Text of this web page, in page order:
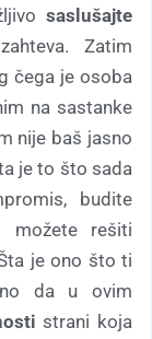
saslušajte
Zatim
čega je osoba
na sastanke
nije baš jasno
je to što sada
budite
možete rešiti
je ono što ti
da u ovim
strani koja